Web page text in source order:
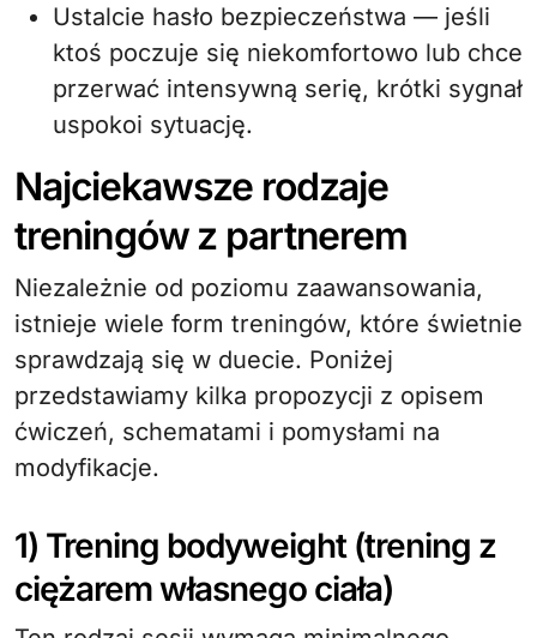
Ustalcie hasło bezpieczeństwa — jeśli
ktoś poczuje się niekomfortowo lub chce
przerwać intensywną serię, krótki sygnał
uspokoi sytuację.
Najciekawsze rodzaje
treningów z partnerem
Niezależnie od poziomu zaawansowania,
istnieje wiele form treningów, które świetnie
sprawdzają się w duecie. Poniżej
przedstawiamy kilka propozycji z opisem
ćwiczeń, schematami i pomysłami na
modyfikacje.
1) Trening bodyweight (trening z
ciężarem własnego ciała)